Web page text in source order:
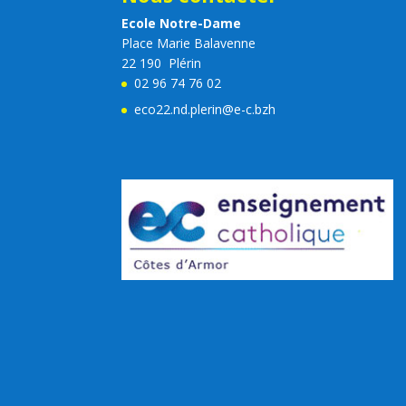
Ecole Notre-Dame
Place Marie Balavenne
22 190 Plérin
02 96 74 76 02
eco22.nd.plerin@e-c.bzh